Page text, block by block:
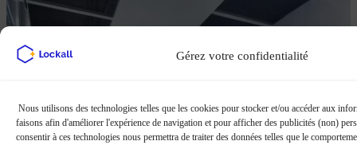
Gérez votre confidentialité
Nous utilisons des technologies telles que les cookies pour stocker et/ou accéder aux
faisons afin d'améliorer l'expérience de navigation et pour afficher des publicités (non)
consentir à ces technologies nous permettra de traiter des données telles que le